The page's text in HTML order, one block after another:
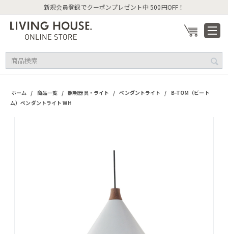
新規会員登録でクーポンプレゼント中 500円OFF！
ホーム / 商品一覧 / 照明器具・ライト / ペンダントライト /
B-TOM（ビート
ム）ペンダントライト WH